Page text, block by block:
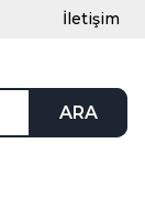
İletişim
ARA